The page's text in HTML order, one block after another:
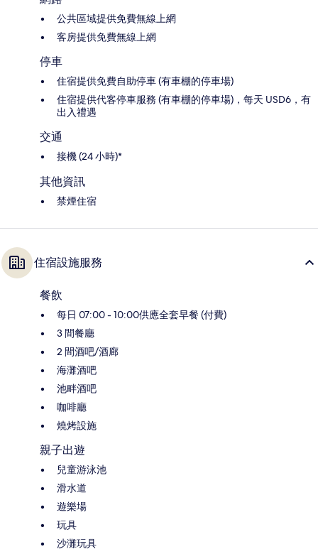
公共區域提供免費無線上網
客房提供免費無線上網
停車
住宿提供免費自助停車 (有車棚的停車場)
住宿提供代客停車服務 (有車棚的停車場)，每天 USD6，有
出入禮遇
交通
接機 (24 小時)*
其他資訊
禁煙住宿
住宿設施服務
餐飲
每日 07:00 - 10:00供應全套早餐 (付費)
3 間餐廳
2 間酒吧/酒廊
海灘酒吧
池畔酒吧
咖啡廳
燒烤設施
親子出遊
兒童游泳池
滑水道
遊樂場
玩具
沙灘玩具